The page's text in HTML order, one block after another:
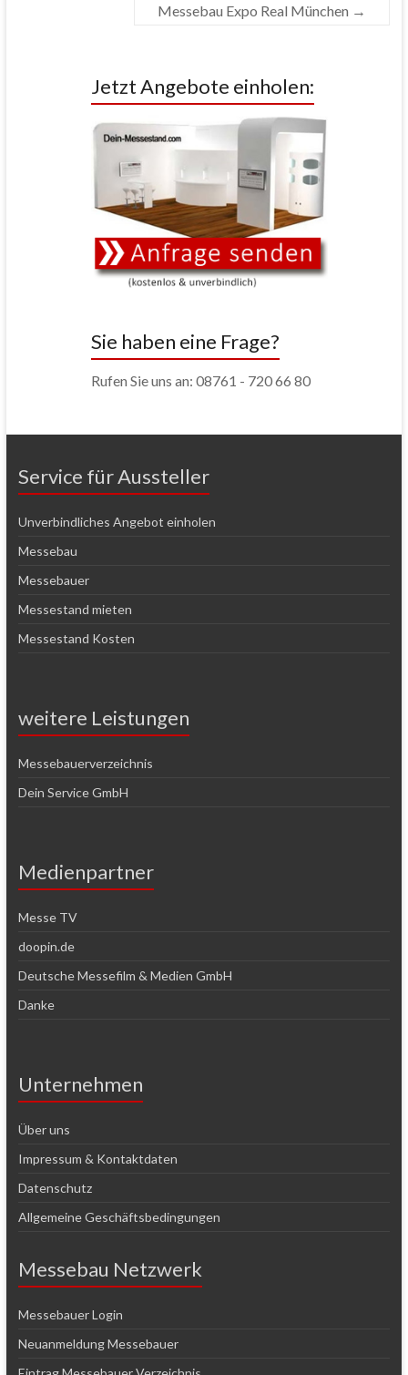
Messebau Expo Real München →
Jetzt Angebote einholen:
Sie haben eine Frage?
Rufen Sie uns an: 08761 - 720 66 80
Service für Aussteller
Unverbindliches Angebot einholen
Messebau
Messebauer
Messestand mieten
Messestand Kosten
weitere Leistungen
Messebauerverzeichnis
Dein Service GmbH
Medienpartner
Messe TV
doopin.de
Deutsche Messefilm & Medien GmbH
Danke
Unternehmen
Über uns
Impressum & Kontaktdaten
Datenschutz
Allgemeine Geschäftsbedingungen
Messebau Netzwerk
Messebauer Login
Neuanmeldung Messebauer